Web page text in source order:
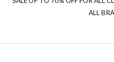
ALL